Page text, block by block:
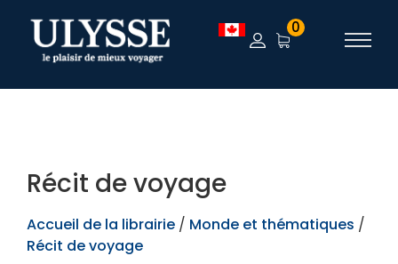
TEST 0
Récit de voyage
Accueil de la librairie / Monde et thématiques /
Récit de voyage